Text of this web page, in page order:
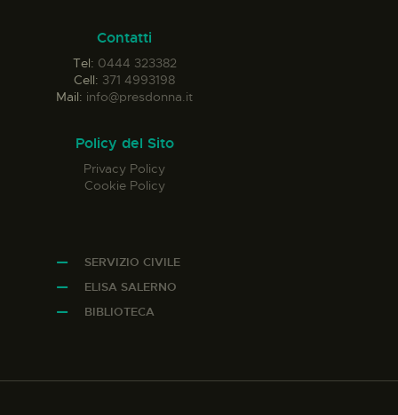
Contatti
Tel: 0444 323382
Cell: 371 4993198
Mail: info@presdonna.it
Policy del Sito
Privacy Policy
Cookie Policy
SERVIZIO CIVILE
ELISA SALERNO
BIBLIOTECA